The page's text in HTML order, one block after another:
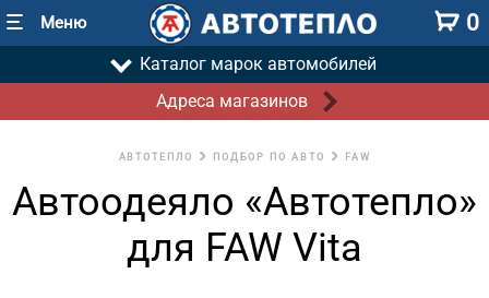
Меню 0
Каталог марок автомобилей
Адреса магазинов
АВТОТЕПЛО ПОДБОР ПО АВТО FAW
Автоодеяло «Автотепло»
для FAW Vita